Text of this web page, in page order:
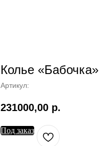
Колье «Бабочка»
Артикул:
231000,00 р.
Под заказ